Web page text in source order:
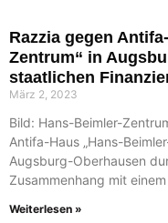
Razzia gegen
Zentrum“ in
staatlichen
März 2, 2023
Bild: Hans-Beimler-
Antifa-Haus „Hans-
Augsburg-Oberhausen
Zusammenhang mit
Weiterlesen »